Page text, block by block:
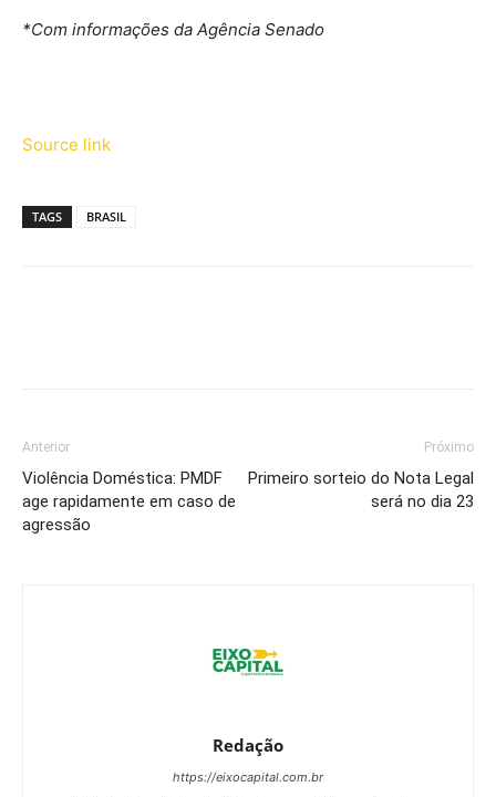
*Com informações da Agência Senado
Source link
TAGS BRASIL
Anterior
Violência Doméstica: PMDF
age rapidamente em caso de
agressão
Próximo
Primeiro sorteio do Nota Legal
será no dia 23
Redação
https://eixocapital.com.br